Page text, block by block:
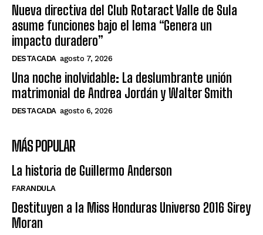
Nueva directiva del Club Rotaract Valle de Sula
asume funciones bajo el lema “Genera un
impacto duradero”
DESTACADA agosto 7, 2026
Una noche inolvidable: La deslumbrante unión
matrimonial de Andrea Jordán y Walter Smith
DESTACADA agosto 6, 2026
MÁS POPULAR
La historia de Guillermo Anderson
FARANDULA
Destituyen a la Miss Honduras Universo 2016 Sirey
Moran